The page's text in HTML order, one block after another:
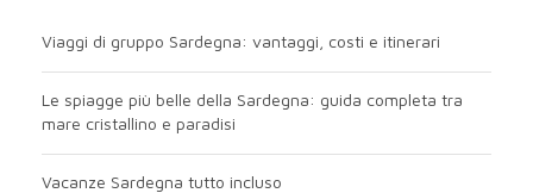
Viaggi di gruppo Sardegna: vantaggi, costi e itinerari
Le spiagge più belle della Sardegna: guida completa tra
mare cristallino e paradisi
Vacanze Sardegna tutto incluso